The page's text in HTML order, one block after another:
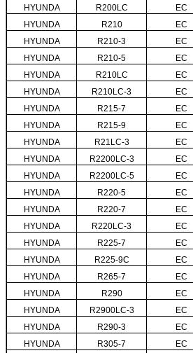
HYUNDA
R200LC EC
HYUNDA
R210 EC
HYUNDA
R210-3 EC
HYUNDA
R210-5 EC
HYUNDA
R210LC EC
HYUNDA
R210LC-3 EC
HYUNDA
R215-7 EC
HYUNDA
R215-9 EC
HYUNDA
R21LC-3 EC
HYUNDA
R2200LC-3 EC
HYUNDA
R2200LC-5 EC
HYUNDA
R220-5 EC
HYUNDA
R220-7 EC
HYUNDA
R220LC-3 EC
HYUNDA
R225-7 EC
HYUNDA
R225-9C EC
HYUNDA
R265-7 EC
HYUNDA
R290 EC
HYUNDA
R2900LC-3 EC
HYUNDA
R290-3 EC
HYUNDA
R305-7 EC